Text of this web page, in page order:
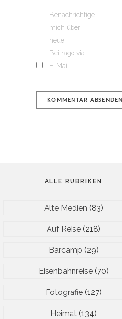
Benachrichtige
mich über
neue
Beiträge via
E-Mail.
ALLE RUBRIKEN
Alte Medien (83)
Auf Reise (218)
Barcamp (29)
Eisenbahnreise(70)
Fotografie(127)
Heimat (134)